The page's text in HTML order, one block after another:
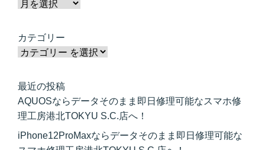
カテゴリー
最近の投稿
AQUOSならデータそのまま即日修理可能なスマホ修
理工房港北TOKYU S.C.店へ！
iPhone12ProMaxならデータそのまま即日修理可能な